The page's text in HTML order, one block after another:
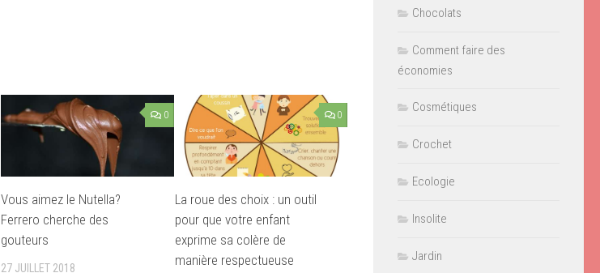
0
Vous aimez le Nutella?
Ferrero cherche des
gouteurs
27 JUILLET 2018
0
La roue des choix : un outil
pour que votre enfant
exprime sa colère de
manière respectueuse
Chocolats
Comment faire des
économies
Cosmétiques
Crochet
Ecologie
Insolite
Jardin